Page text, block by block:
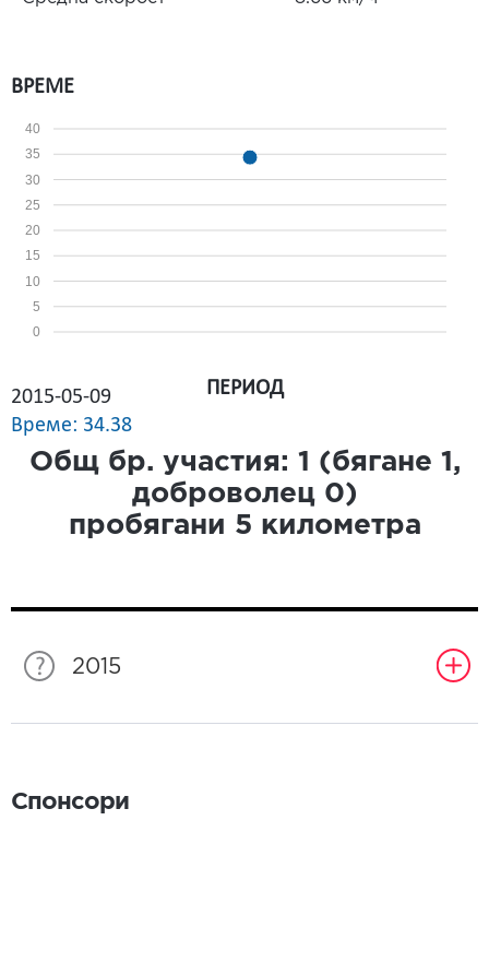
ВРЕМЕ
0
5
10
15
20
25
30
35
40
2015-05-09
Време: 34.38
ПЕРИОД
Общ бр. участия: 1 (бягане 1 ,
доброволец 0)
пробягани 5 километра
2015
Спонсори